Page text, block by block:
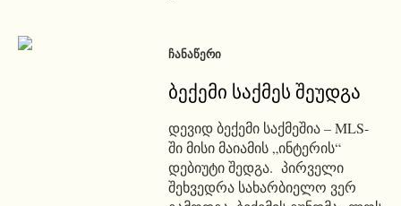
ᲩᲐᲜᲐᲬᲔᲠᲘ
ბექემი საქმეს შეუდგა
დევიდ ბექემი საქმეშია – MLS-
ში მისი მაიამის „ინტერის“
დებიუტი შედგა. პირველი
შეხვედრა სახარბიელო ვერ